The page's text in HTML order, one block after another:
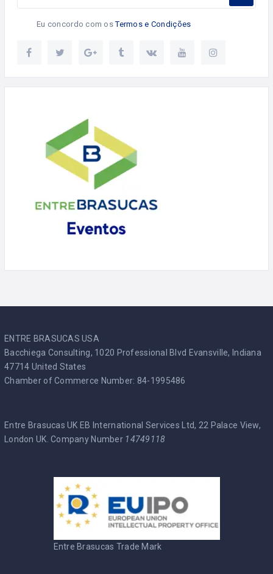
Eu concordo com osTermos e Condições
ENTRE BRASUCAS USA
Bacchiega Consulting, 1020 Professional Blvd Evansville, Indiana
47714 United States
Chamber of Commerce Number: 84-1995486
Entre Brasucas UK EB International Services Ltd, 22 Palace View,
London UK. Company Number 14749118
Entre Brasucas Trade Mark